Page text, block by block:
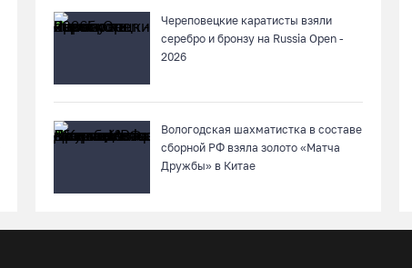
Череповецкие каратисты взяли
серебро и бронзу на Russia Open -
2026
Вологодская шахматистка в составе
сборной РФ взяла золото «Матча
Дружбы» в Китае